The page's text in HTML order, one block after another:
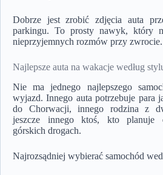
Dobrze jest zrobić zdjęcia auta
parkingu. To prosty nawyk, który
nieprzyjemnych rozmów przy zwrocie.
Najlepsze auta na wakacje według
Nie ma jednego najlepszego
wyjazd. Innego auta potrzebuje para
do Chorwacji, innego rodzina z
jeszcze innego ktoś, kto planuje
górskich drogach.
Najrozsądniej wybierać samochód